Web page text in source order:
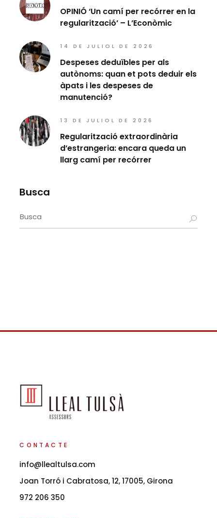
OPINIÓ ‘Un camí per recórrer en la
regularització’ – L’Econòmic
14 DE JULIOL DE 2026
Despeses deduïbles per als
autònoms: quan et pots deduir els
àpats i les despeses de
manutenció?
13 DE JULIOL DE 2026
Regularització extraordinària
d’estrangeria: encara queda un
llarg camí per recórrer
Busca
Search
for:
CONTACTE
info@llealtulsa.com
Joan Torró i Cabratosa, 12, 17005, Girona
972 206 350